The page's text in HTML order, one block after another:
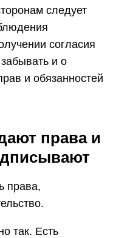
следует
согласия
и о
и обязанностей
права и
права,
так. Есть